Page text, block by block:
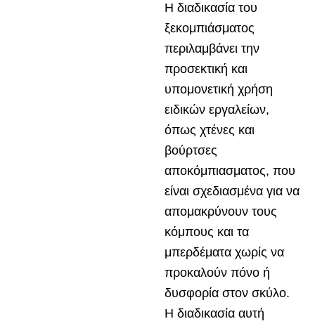
Η διαδικασία του
ξεκομπιάσματος
περιλαμβάνει την
προσεκτική και
υπομονετική χρήση
ειδικών εργαλείων,
όπως χτένες και
βούρτσες
αποκόμπιασματος, που
είναι σχεδιασμένα για να
απομακρύνουν τους
κόμπους και τα
μπερδέματα χωρίς να
προκαλούν πόνο ή
δυσφορία στον σκύλο.
Η διαδικασία αυτή